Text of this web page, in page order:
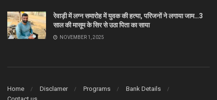
रेवाड़ी में लग्न समारोह में युवक की हत्या, परिजनों ने लगाया जाम…3
साल की मासूम के सिर से उठा पिता का साया
NOVEMBER 1, 2025
Home Disclamer Programs
Bank Details